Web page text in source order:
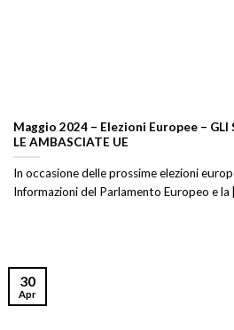
Maggio 2024 – Elezioni Europee – GLI
LE AMBASCIATE UE
In occasione delle prossime elezioni
Informazioni del Parlamento Europeo e la
30
Apr